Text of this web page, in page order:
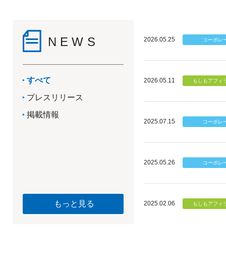
NEWS
すべて
プレスリリース
掲載情報
もっと見る
2026.05.25
2026.05.11
2025.07.15
2025.05.26
2025.02.06